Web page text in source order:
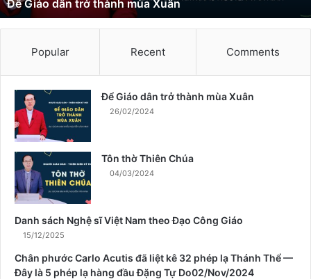
t
r
ở
à
Để Giáo dân trở thành mùa Xuân
Popular Recent Comments
Để Giáo dân trở thành mùa Xuân
26/02/2024
Tôn thờ Thiên Chúa
04/03/2024
Danh sách Nghệ sĩ Việt Nam theo Đạo Công Giáo
15/12/2025
Chân phước Carlo Acutis đã liệt kê 32 phép lạ Thánh Thể —
Đây là 5 phép lạ hàng đầu Đặng Tự Do02/Nov/2024